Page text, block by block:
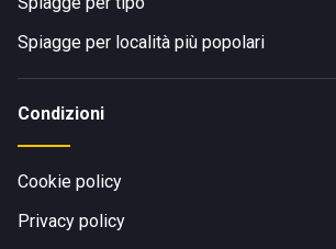
Spiagge per località più popolari
Condizioni
Cookie policy
Privacy policy